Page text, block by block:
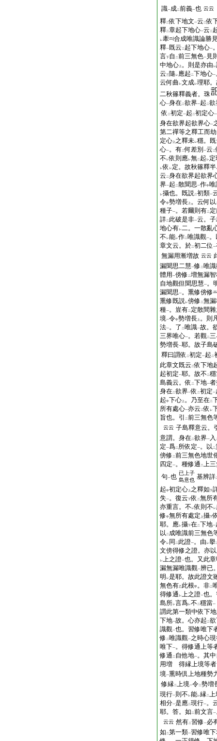
識一成二前義一也 云云
釋二依下地文一云 二依
釋二章起下地心一云 二
レ牽
合成唯識論勝
釋一既云 二 起下地心一
言下自 二前三無色一 見
中地心 上 。則是亦由 レ
云三隨 レ應起 二下地心一
云何曲 レ文成レ理耶
二秋篠釋義者。珠
心一身在二欲界一起 二欲
依 二初定一起 二初定心一
身在欲界起欲界心一
第二禪等之釋工而
定心 上 之釋未レ穩。
心一。有二何差別 一云 二
不 レ依則應レ無二 起 レ定
レ依 レ定。故秋篠釋
云 二身在欲界起欲界
界一起 二散聞思一作中唯
レ攝也。既説二初類一
令中勢増長 上 。云何以
種子一。若爾則有二
詳二 此破是非一云。
地心有レ二。一散亂
不 レ能レ作二唯識觀一。
章文云。於二初二位 一
無漏用漸増故 云云
漏聞思二慧一修 二唯
體用 一傍修 二増無漏
自地觀但聞思慧一。
漏聞思一。熏修傍修
熏修既説レ傍修 二無
種一。豈有二 定散間
境一令中勢増長 上 。則
法一。了 二唯識一故。
三界唯心一。若觀二
勢増長一耶。故子島
釋曰謂依 二初定一起 二
此章文既云 二依下地
起初定一耶。故不 二
島義云。依 二下地一
身在二欲界一依 二初定一
起中下心 上 。乃至在二
所有處心一亦云 二依 レ
旨也。引
二前三無色
云云 子島釋意云。
意謂。身在二欲界一 入
定一爲二 所依定一。以 二
傍修 二前三無色地世
四定一。種修通 二上
句一也 已上子
島意也 基辨詳
起中初定心 上 之釋如下
失一。復云下依 二無所
亦重言。不 レ依則不 レ
修中無所有處定 上攝下
耶。應レ攝下在二下地一
以 二 成唯識前三無色
令レ 同 二 此證一。由 レ擧
文傍得修之證。亦以
レ上之證一也。又此
漏無漏唯識觀一辨已
明 レ是耶。故此證文
無色有乙此根甲 。非二
得修通 レ上之證一也
島所レ言爲レ不 二穩當一
謂此第一類中依下
下地一故。心亦起 二
識觀一也。習修唯下
修 二唯識觀一之時心
唯下一。得修通上等
修通 二 自他地一。其
用増 得縁上境等
境一熏時倶上地種勢
修縁二上境一令二勢増
現行一則不 レ能レ縁二上
相分一是應二現行一。
耶。答。如 二前文言一
云云 然有二習修一必
如 二第一類一習修唯